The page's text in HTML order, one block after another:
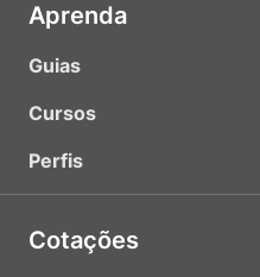
Aprenda
Guias
Cursos
Perfis
Cotações